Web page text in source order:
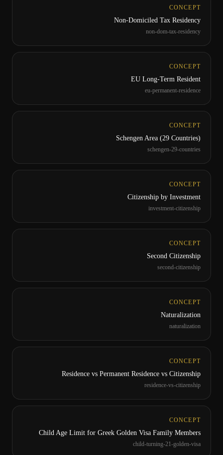
CONCEPT
Non-Domiciled Tax Residency
non-dom-tax-residency
CONCEPT
EU Long-Term Resident
eu-permanent-residence
CONCEPT
Schengen Area (29 Countries)
schengen-29-countries
CONCEPT
Citizenship by Investment
investment-citizenship
CONCEPT
Second Citizenship
second-citizenship
CONCEPT
Naturalization
naturalization
CONCEPT
Residence vs Permanent Residence vs Citizenship
residence-vs-citizenship
CONCEPT
Child Age Limit for Greek Golden Visa Family Members
child-turning-21-golden-visa